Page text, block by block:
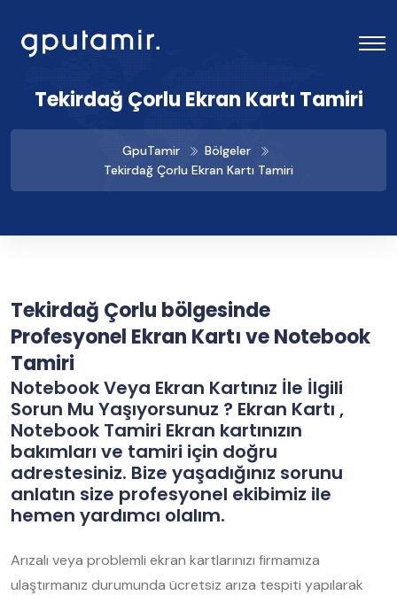
Tekirdağ Çorlu Ekran Kartı Tamiri
GpuTamir
Bölgeler
Tekirdağ Çorlu Ekran Kartı Tamiri
Tekirdağ Çorlu bölgesinde
Profesyonel Ekran Kartı ve Notebook
Tamiri
Notebook Veya Ekran Kartınız İle İlgili
Sorun Mu Yaşıyorsunuz ? Ekran Kartı ,
Notebook Tamiri Ekran kartınızın
bakımları ve tamiri için doğru
adrestesiniz. Bize yaşadığınız sorunu
anlatın size profesyonel ekibimiz ile
hemen yardımcı olalım.
Arızalı veya problemli ekran kartlarınızı firmamıza
ulaştırmanız durumunda ücretsiz arıza tespiti yapılarak